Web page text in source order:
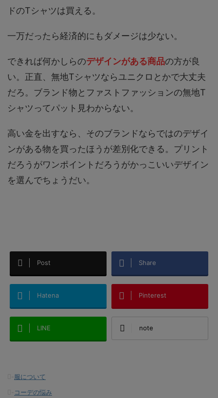
ドのTシャツは買える。
一万だったら経済的にもダメージは少ない。
できれば何かしらのデザインがある商品の方が良
い。正直、無地Tシャツならユニクロとかで大丈夫
だろ。ブランド物とファストファッションの無地T
シャツってパット見わからない。
高い金を出すなら、そのブランドならではのデザイ
ンがある物を買ったほうが差別化できる。プリント
だろうがワンポイントだろうがかっこいいデザイン
を選んでちょうだい。
Post Share
Hatena Pinterest
LINE note
服について
コーデの悩み